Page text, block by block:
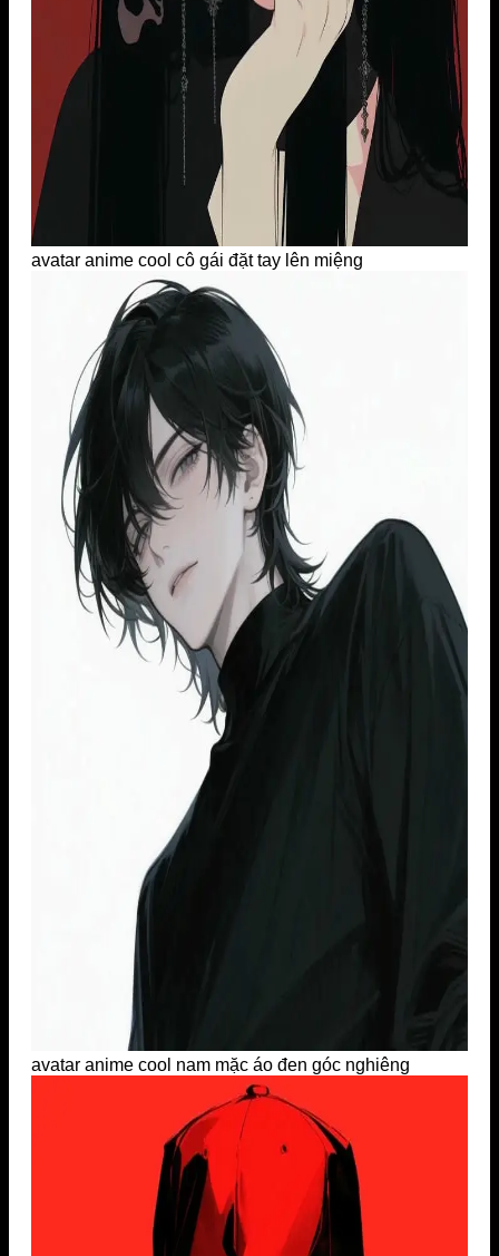
avatar anime cool cô gái đặt tay lên miệng
avatar anime cool nam mặc áo đen góc nghiêng